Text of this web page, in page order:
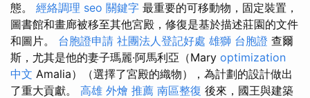
態。 經絡調理 seo 關鍵字 最重要的可移動物，固定裝置，
圖書館和畫廊被移至其他宮殿，修復是基於描述莊園的文件
和圖片。 台胞證申請 社團法人登記好處 雄獅 台胞證 查爾
斯，尤其是他的妻子瑪麗·阿馬利亞（Mary optimization
中文 Amalia）（選擇了宮殿的織物），為計劃的設計做出
了重大貢獻。 高雄 外燴 推薦 南區整復 後來，國王與建築